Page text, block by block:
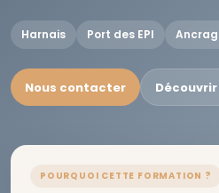
Harnais Port des EPI
Nous contacter
POURQUOI CETTE FORMATION ?